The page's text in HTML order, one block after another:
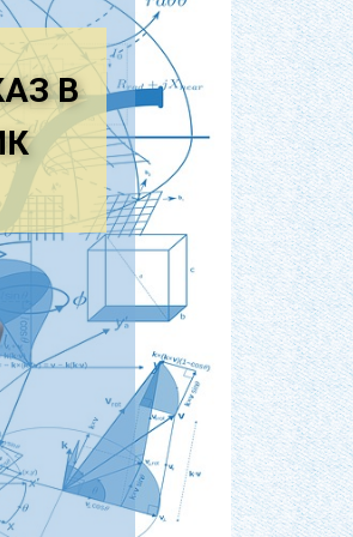
для
и магниевых
потока,
отливок
в
может вызвать
формы.
и тепловые
и
литейной форме
и при
В